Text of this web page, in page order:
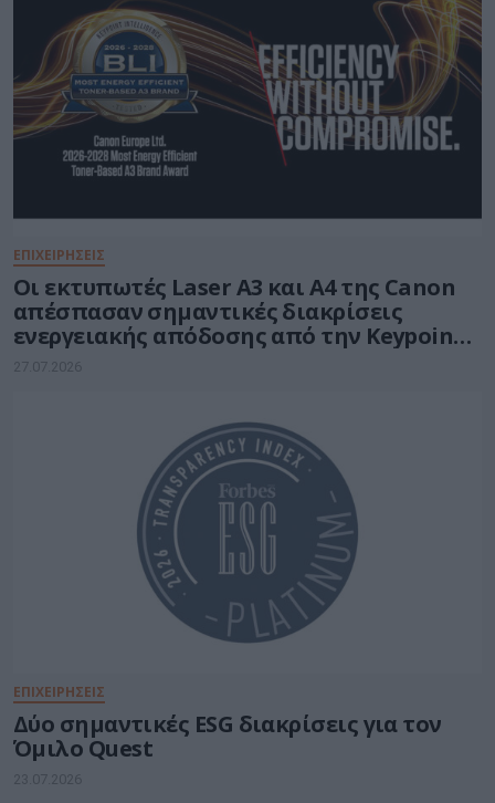
ΕΠΙΧΕΙΡΗΣΕΙΣ
Οι εκτυπωτές Laser A3 και A4 της Canon
απέσπασαν σημαντικές διακρίσεις
ενεργειακής απόδοσης από την Keypoint
Intelligence
27.07.2026
ΕΠΙΧΕΙΡΗΣΕΙΣ
Δύο σημαντικές ESG διακρίσεις για τον
Όμιλο Quest
23.07.2026